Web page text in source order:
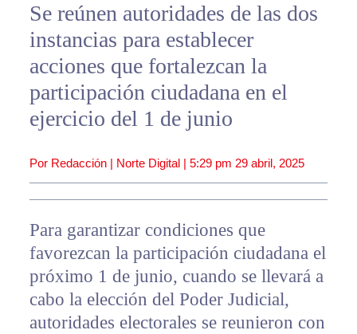
Se reúnen autoridades de las dos
instancias para establecer
acciones que fortalezcan la
participación ciudadana en el
ejercicio del 1 de junio
Por Redacción | Norte Digital | 5:29 pm 29 abril, 2025
Para garantizar condiciones que
favorezcan la participación ciudadana el
próximo 1 de junio, cuando se llevará a
cabo la elección del Poder Judicial,
autoridades electorales se reunieron con